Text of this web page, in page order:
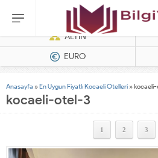
Dizel Jeneratörler
ALTIN
EURO
Anasayfa »En Uygun Fiyatlı Kocaeli Otelleri »
kocaeli-otel-3
1 2 3